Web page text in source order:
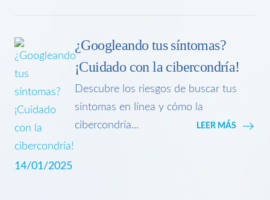
14/01/2025
¿Googleando tus síntomas?
¡Cuidado con la cibercondría!
Descubre los riesgos de buscar tus
síntomas en línea y cómo la
cibercondría...
LEER MÁS